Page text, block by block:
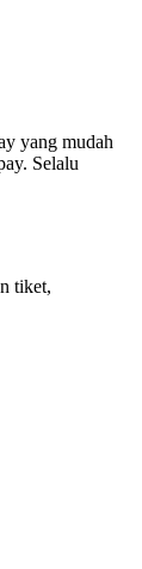
yang mudah
Selalu
tiket,